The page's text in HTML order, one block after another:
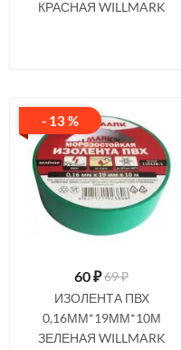
КРАСНАЯ WILLMARK
- 13 %
60₽69 ₽
ИЗОЛЕНТА ПВХ
0,16ММ*19ММ*10М
ЗЕЛЕНАЯ WILLMARK